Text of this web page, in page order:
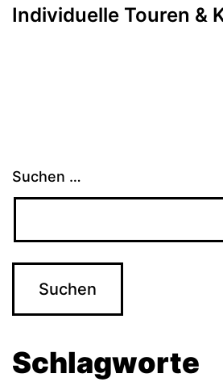
Individuelle Touren &
Suchen …
Schlagworte